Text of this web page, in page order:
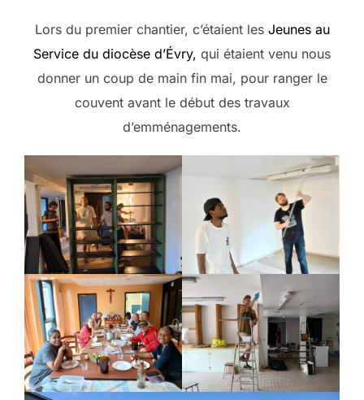
Lors du premier chantier, c’étaient les Jeunes au
Service du diocèse d’Évry, qui étaient venu nous
donner un coup de main fin mai, pour ranger le
couvent avant le début des travaux
d’emménagements.